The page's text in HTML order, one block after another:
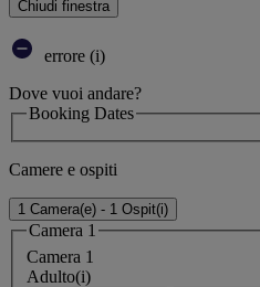
Chiudi finestra
errore (i)
Dove vuoi andare?
Booking Dates
Camere e ospiti
1 Camera(e) - 1 Ospit(i)
Camera 1
Camera 1
Adulto(i)